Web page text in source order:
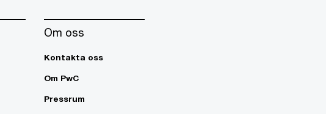
Om oss
Kontakta oss
Om PwC
Pressrum